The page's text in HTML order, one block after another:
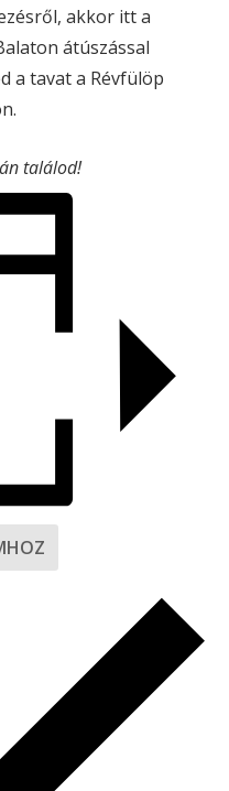
akkor itt a
átúszással
a tavat a Révfülöp
találod!